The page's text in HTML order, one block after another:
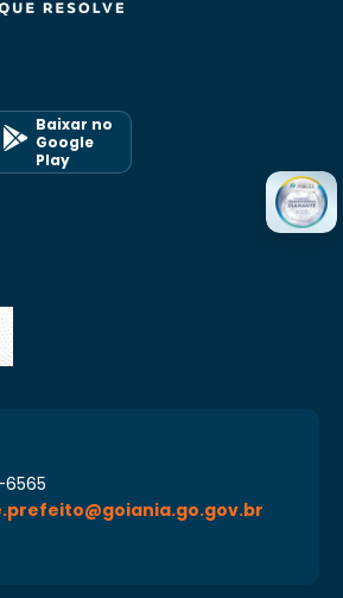
Baixar no
Google
Play